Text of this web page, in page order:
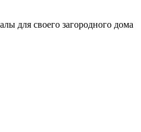
для своего загородного дома